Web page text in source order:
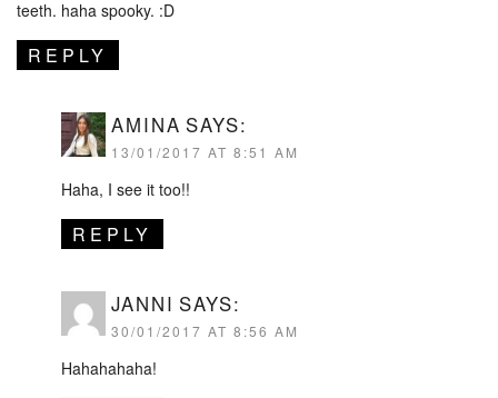
teeth. haha spooky. :D
REPLY
AMINA SAYS:
13/01/2017 AT 8:51 AM
Haha, I see it too!!
REPLY
JANNI SAYS:
30/01/2017 AT 8:56 AM
Hahahahaha!